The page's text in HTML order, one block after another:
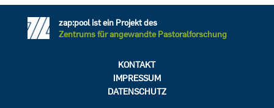
zap:pool ist ein Projekt des
Zentrums für angewandte Pastoralforschung
KONTAKT
IMPRESSUM
DATENSCHUTZ